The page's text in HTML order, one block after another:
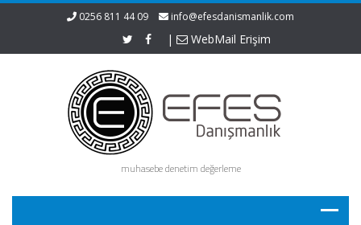
0256 811 44 09 info@efesdanismanlik.com
| WebMail Erişim
muhasebe denetim değerleme